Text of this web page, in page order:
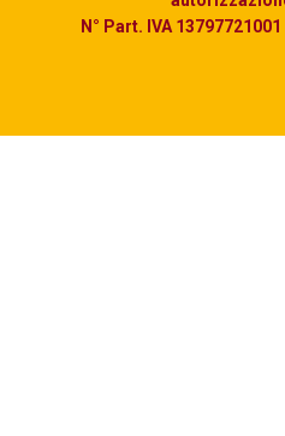
N° Part. IVA